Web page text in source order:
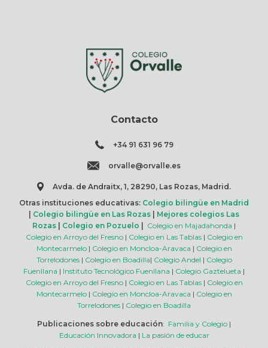
Contacto
+34 91 631 96 79
orvalle@orvalle.es
Avda. de Andraitx, 1, 28290, Las Rozas, Madrid.
Otras instituciones educativas: Colegio bilingüe en Madrid
Colegio bilingüe en Las Rozas
Mejores colegios Las
Rozas
Colegio en Pozuelo Colegio en Majadahonda |
Colegio en Arroyo del Fresno| Colegio en Las Tablas| Colegio en
Montecarmelo| Colegio en Moncloa-Aravaca | Colegio en
Torrelodones| Colegio en Boadilla| Colegio Andel | Colegio
Fuenllana | Instituto Tecnológico Fuenllana | Colegio Gaztelueta |
Colegio en Arroyo del Fresno| Colegio en Las Tablas| Colegio en
Montecarmelo| Colegio en Moncloa-Aravaca | Colegio en
Torrelodones | Colegio en Boadilla
Publicaciones sobre educación: Familia y Colegio |
Educación Innovadora | La pasión de educar